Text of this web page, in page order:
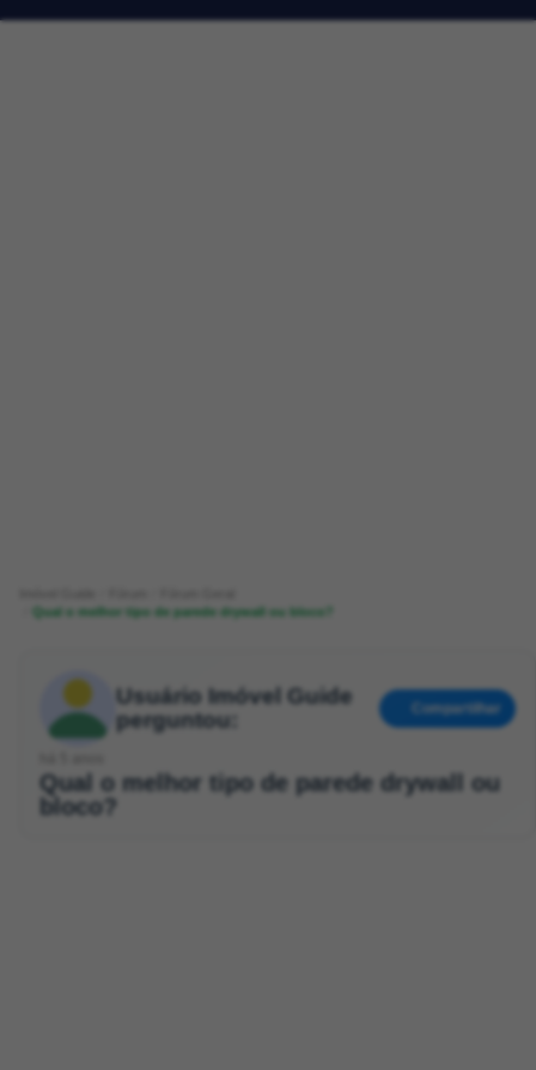
Qual o melhor tipo de parede drywall ou bloco?
Usuário Imóvel Guide
perguntou:
Compartilhar
Qual o melhor tipo de parede drywall ou
bloco?